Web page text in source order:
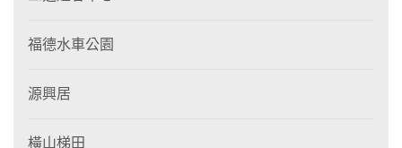
福德水車公園
源興居
橫山梯田